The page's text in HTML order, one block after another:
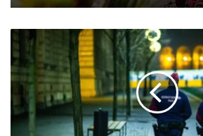
Vasárnap még mérsékelt
meleg, 33 fok várható
Fiatalkorúak
loptak
biciklit
és
rollert
egy
iskolából